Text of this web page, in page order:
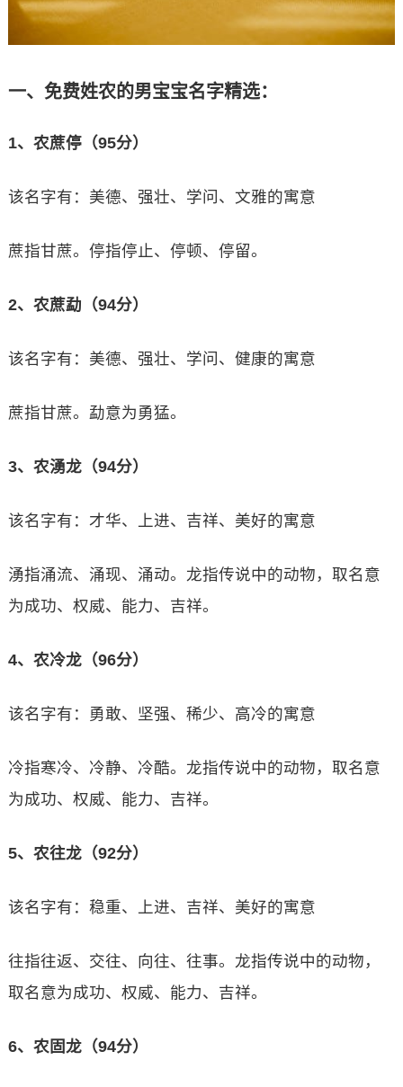
一、免费姓农的男宝宝名字精选：
1、农蔗停（95分）
该名字有：美德、强壮、学问、文雅的寓意
蔗指甘蔗。停指停止、停顿、停留。
2、农蔗勐（94分）
该名字有：美德、强壮、学问、健康的寓意
蔗指甘蔗。勐意为勇猛。
3、农湧龙（94分）
该名字有：才华、上进、吉祥、美好的寓意
湧指涌流、涌现、涌动。龙指传说中的动物，取名意
为成功、权威、能力、吉祥。
4、农冷龙（96分）
该名字有：勇敢、坚强、稀少、高冷的寓意
冷指寒冷、冷静、冷酷。龙指传说中的动物，取名意
为成功、权威、能力、吉祥。
5、农往龙（92分）
该名字有：稳重、上进、吉祥、美好的寓意
往指往返、交往、向往、往事。龙指传说中的动物，
取名意为成功、权威、能力、吉祥。
6、农固龙（94分）